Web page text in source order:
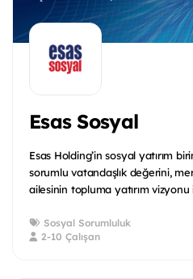
Esas Sosyal
Esas Holding’in sosyal yatırım
sorumlu vatandaşlık değerini,
ailesinin topluma yatırım vizyonu
Sosyal Sorumluluk
2-10 Çalışan